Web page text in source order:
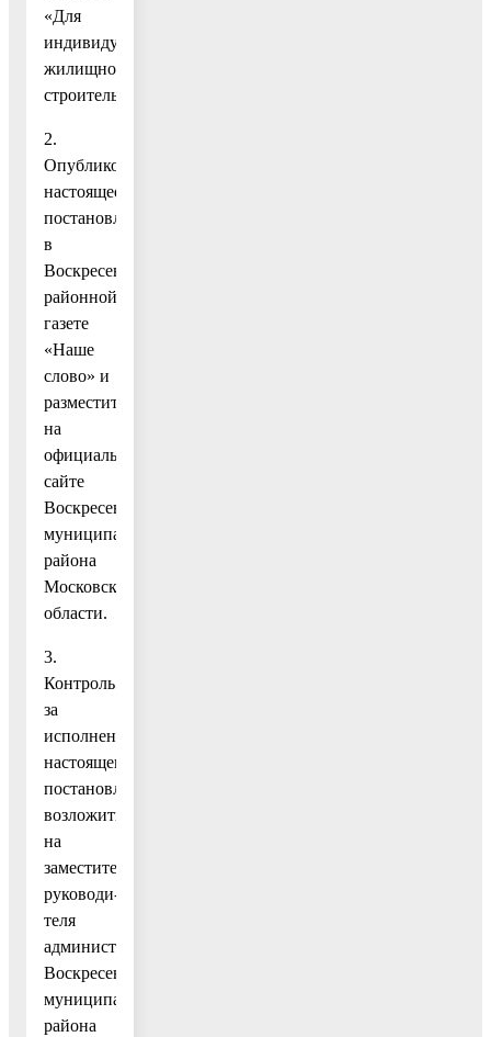
«Для
индивидуального
жилищного
строительства».
2.
Опубликовать
настоящее
постановление
в
Воскресенской
районной
газете
«Наше
слово» и
разместить
на
официальном
сайте
Воскресенского
муниципального
района
Московской
области.
3.
Контроль
за
исполнением
настоящего
постановления
возложить
на
заместителя
руководи-
теля
администрации
Воскресенского
муниципального
района